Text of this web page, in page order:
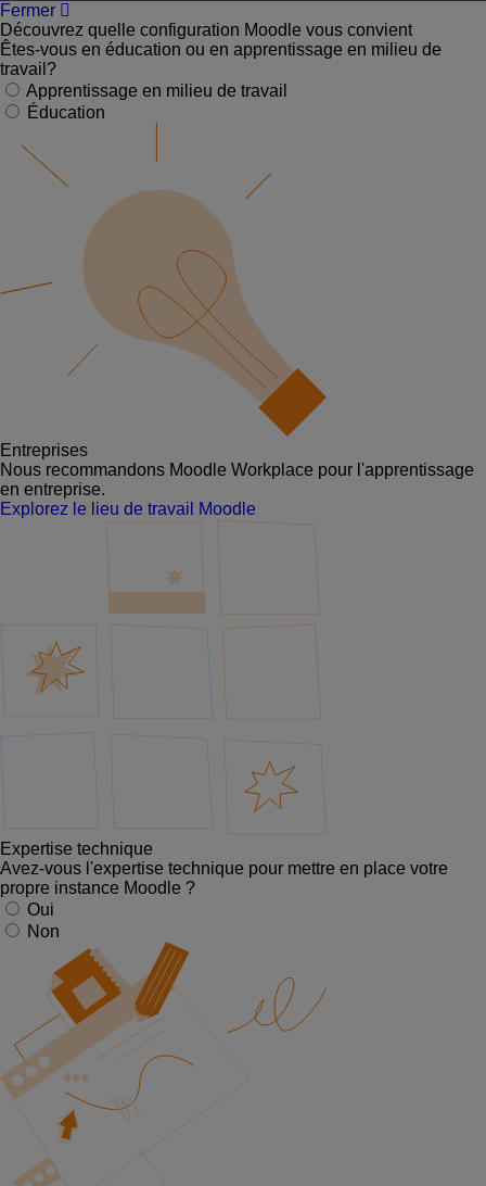
Fermer
Découvrez quelle configuration Moodle vous convient
Êtes-vous en éducation ou en apprentissage en milieu de
travail?
Apprentissage en milieu de travail
Éducation
Entreprises
Nous recommandons Moodle Workplace pour l'apprentissage
en entreprise.
Explorez le lieu de travail Moodle
Expertise technique
Avez-vous l'expertise technique pour mettre en place votre
propre instance Moodle ?
Oui
Non